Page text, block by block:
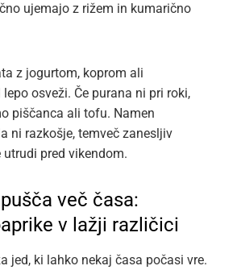
ujemajo z rižem in kumarično
z jogurtom, koprom ali
osveži. Če purana ni pri roki,
piščanca ali tofu. Namen
ni razkošje, temveč zanesljiv
utrudi pred vikendom.
več časa:
v lažji različici
jed, ki lahko nekaj časa počasi vre.